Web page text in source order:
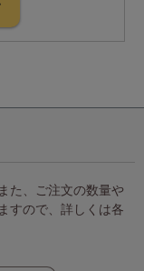
た、ご注文の数量や
すので、詳しくは各